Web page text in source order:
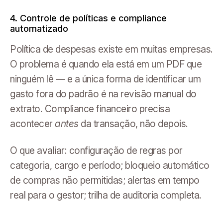
4. Controle de políticas e compliance
automatizado
Política de despesas existe em muitas empresas.
O problema é quando ela está em um PDF que
ninguém lê — e a única forma de identificar um
gasto fora do padrão é na revisão manual do
extrato. Compliance financeiro precisa
acontecerantes da transação, não depois.
O que avaliar: configuração de regras por
categoria, cargo e período; bloqueio automático
de compras não permitidas; alertas em tempo
real para o gestor; trilha de auditoria completa.